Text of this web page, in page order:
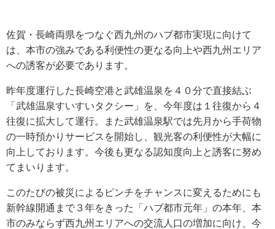
佐賀・長崎両県をつなぐ西九州のハブ都市実現に向けて
は、本市の強みである利便性の更なる向上や西九州エリア
への誘客が必要であります。
昨年度運行した長崎空港と武雄温泉を４０分で直接結ぶ
「武雄温泉すいすいタクシー」を、今年度は１往復から４
往復に拡大して運行。また武雄温泉駅では先月から手荷物
の一時預かりサービスを開始し、観光客の利便性が大幅に
向上しております。今後も更なる認知度向上と誘客に努め
てまいります。
このたびの被災によるピンチをチャンスに変えるためにも
新幹線開通まで３年をきった「ハブ都市元年」の本年、本
市のみならず西九州エリアへの交流人口の増加に向け、今